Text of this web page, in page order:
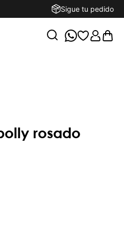
Sigue tu pedido
rosado